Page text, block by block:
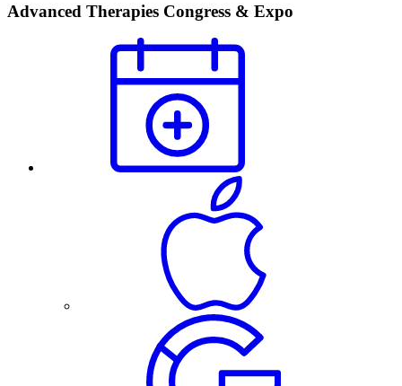
Advanced Therapies Congress & Expo